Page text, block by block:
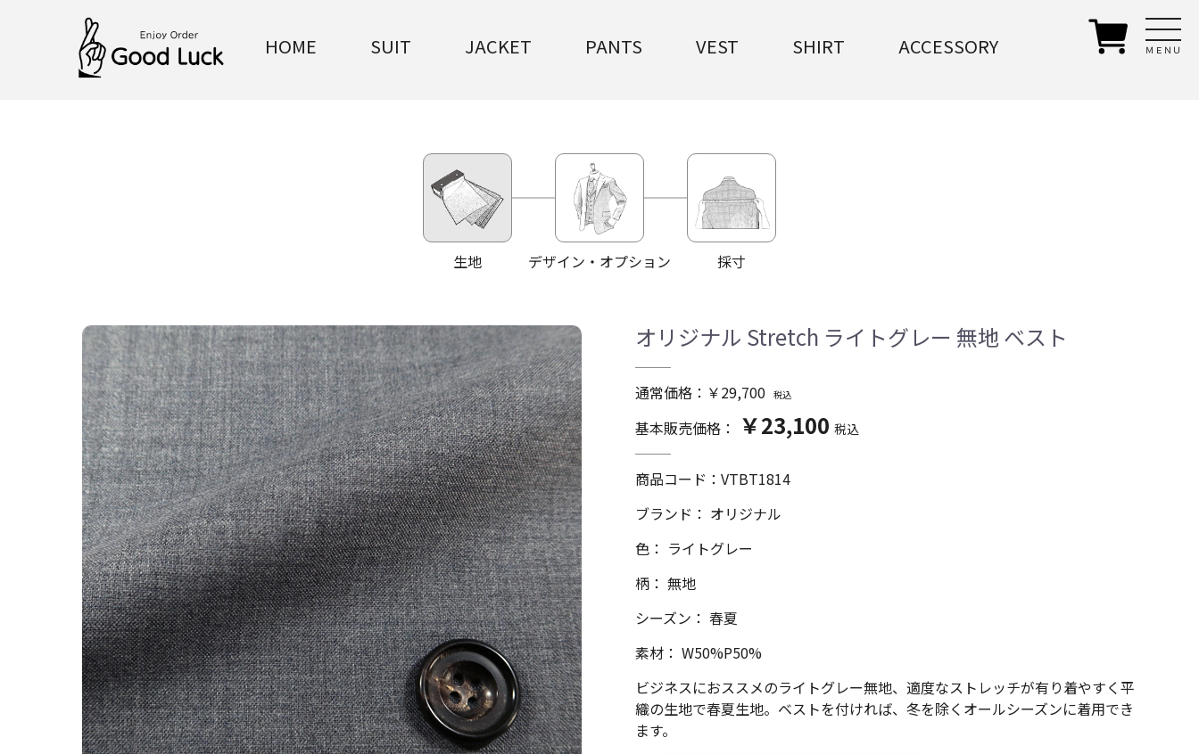
ＭＥＮＵ
HOME SUIT JACKET PANTS VEST SHIRT ACCESSORY
生地 デザイン・オプション 採寸
オリジナル Stretch ライトグレー 無地 ベスト
通常価格：￥29,700 税込
基本販売価格： ￥23,100 税込
商品コード： VTBT1814
ブランド： オリジナル
色： ライトグレー
柄： 無地
シーズン： 春夏
素材： W50%P50%
ビジネスにおススメのライトグレー無地、適度なストレッチが有り着やすく平
織の生地で春夏生地。ベストを付ければ、冬を除くオールシーズンに着用でき
ます。